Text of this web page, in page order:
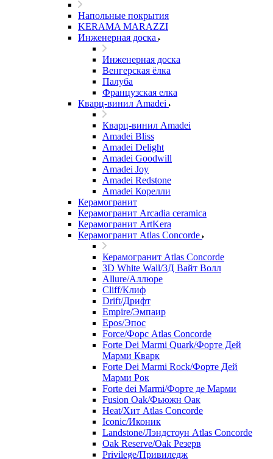
Напольные покрытия
KERAMA MARAZZI
Инженерная доска
Инженерная доска
Венгерская ёлка
Палуба
Французская елка
Кварц-винил Amadei
Кварц-винил Amadei
Amadei Bliss
Amadei Delight
Amadei Goodwill
Amadei Joy
Amadei Redstone
Amadei Корелли
Керамогранит
Керамогранит Arcadia ceramica
Керамогранит ArtKera
Керамогранит Atlas Concorde
Керамогранит Atlas Concorde
3D White Wall/3Д Вайт Волл
Allure/Аллюрe
Cliff/Клиф
Drift/Дрифт
Empire/Эмпаир
Epos/Эпос
Force/Фoрс Atlas Concorde
Forte Dei Marmi Quark/Форте Дей
Марми Кварк
Forte Dei Marmi Rock/Форте Дей
Марми Рок
Forte dei Marmi/Форте де Марми
Fusion Oak/Фьюжн Оак
Heat/Xит Atlas Concorde
Iconic/Иконик
Landstone/Лэндстоун Atlas Concorde
Oak Reserve/Оak Резepв
Privilege/Привиледж